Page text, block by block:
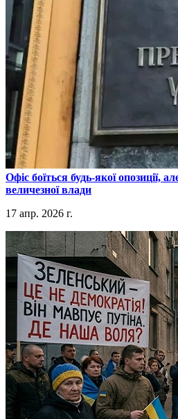
​Офіс боїться будь-якої опозиції,
величезної влади
17 апр. 2026 г.